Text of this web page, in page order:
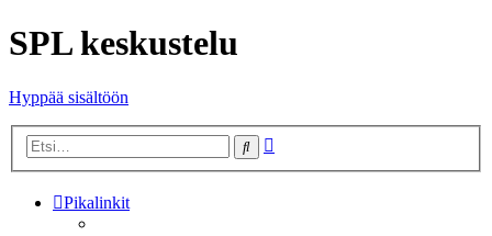
SPL keskustelu
Hyppää sisältöön
Etsi
Pikalinkit